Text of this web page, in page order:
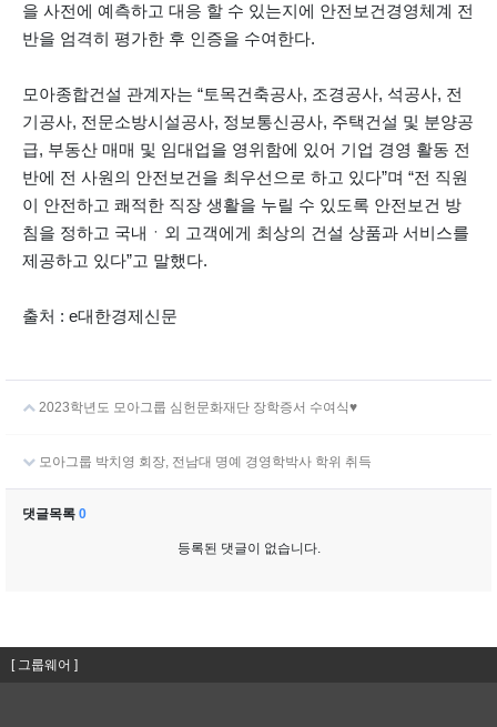
을 사전에 예측하고 대응 할 수 있는지에 안전보건경영체계 전
반을 엄격히 평가한 후 인증을 수여한다.
모아종합건설 관계자는 “토목건축공사, 조경공사, 석공사, 전
기공사, 전문소방시설공사, 정보통신공사, 주택건설 및 분양공
급, 부동산 매매 및 임대업을 영위함에 있어 기업 경영 활동 전
반에 전 사원의 안전보건을 최우선으로 하고 있다”며 “전 직원
이 안전하고 쾌적한 직장 생활을 누릴 수 있도록 안전보건 방
침을 정하고 국내ㆍ외 고객에게 최상의 건설 상품과 서비스를
제공하고 있다”고 말했다.
출처 : e대한경제신문
2023학년도 모아그룹 심헌문화재단 장학증서 수여식♥
모아그룹 박치영 회장, 전남대 명예 경영학박사 학위 취득
댓글목록 0
등록된 댓글이 없습니다.
[ 그룹웨어 ]